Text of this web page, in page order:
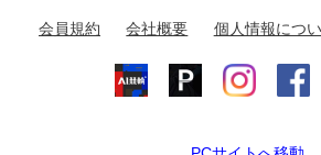
富山競輪場 松阪競輪場 四日市競
福井競輪場 奈良競輪場 向日町
会員規約 会社概要 個人情報につ